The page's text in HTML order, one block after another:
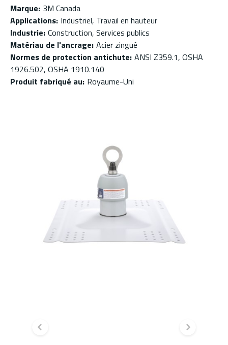
Marque: 3M Canada
Applications: Industriel, Travail en hauteur
Industrie: Construction, Services publics
Matériau de l'ancrage: Acier zingué
Normes de protection antichute: ANSI Z359.1, OSHA
1926.502, OSHA 1910.140
Produit fabriqué au: Royaume-Uni
Diapositive précédente